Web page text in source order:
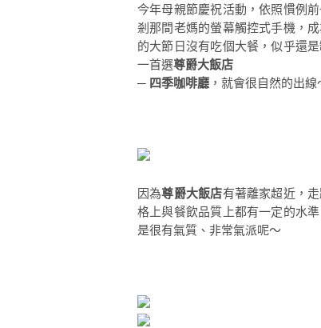
今年母親節慶祝活動，依照慣例
剎那間老媽的螢幕觸控式手機，
的大節日沒有吃個大餐，似乎還
一首選尊爵大飯店
─ 四季咖啡廳 ，就會很自然的出線
因為尊爵大飯店有著離家超近，
格上與餐飲品質上都有一定的水
是很有氣質、非常氣派呢～